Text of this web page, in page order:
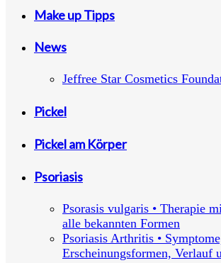
Make up Tipps
News
Jeffree Star Cosmetics
Pickel
Pickel am Körper
Psoriasis
Psorasis vulgaris • Therapie
alle bekannten Formen
Psoriasis Arthritis •
Erscheinungsformen, Verlauf